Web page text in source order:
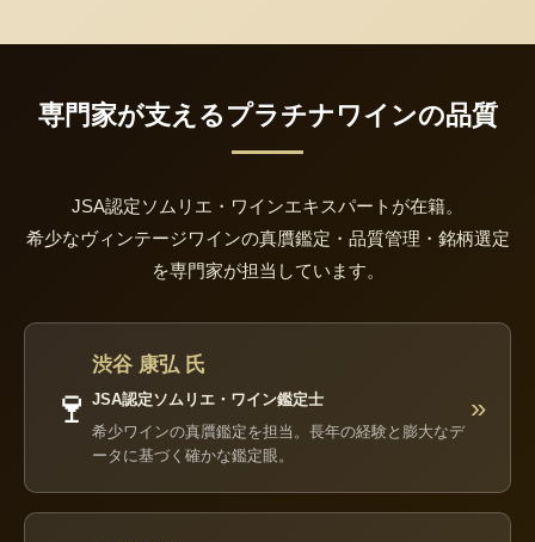
専門家が支えるプラチナワインの品質
JSA認定ソムリエ・ワインエキスパートが在籍。
希少なヴィンテージワインの真贋鑑定・品質管理・銘柄選定
を専門家が担当しています。
🍷
渋谷 康弘 氏
JSA認定ソムリエ・ワイン鑑定士
希少ワインの真贋鑑定を担当。長年の経験と膨大なデ
ータに基づく確かな鑑定眼。
»